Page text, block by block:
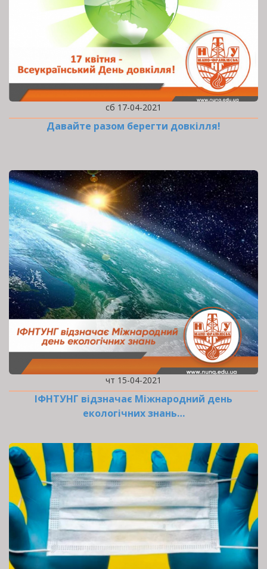
сб 17-04-2021
Давайте разом берегти довкілля!
чт 15-04-2021
ІФНТУНГ відзначає Міжнародний день
екологічних знань…